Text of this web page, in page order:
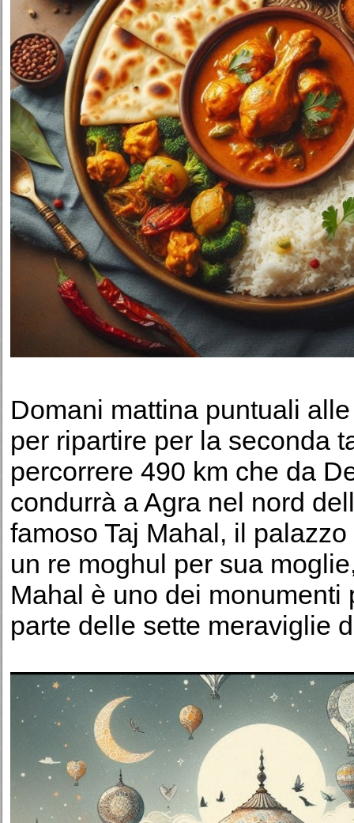
Domani mattina puntuali
per ripartire per la seconda
percorrere 490 km che da
condurrà a Agra nel nord
famoso Taj Mahal, il
un re moghul per sua
Mahal è uno dei
parte delle sette meraviglie